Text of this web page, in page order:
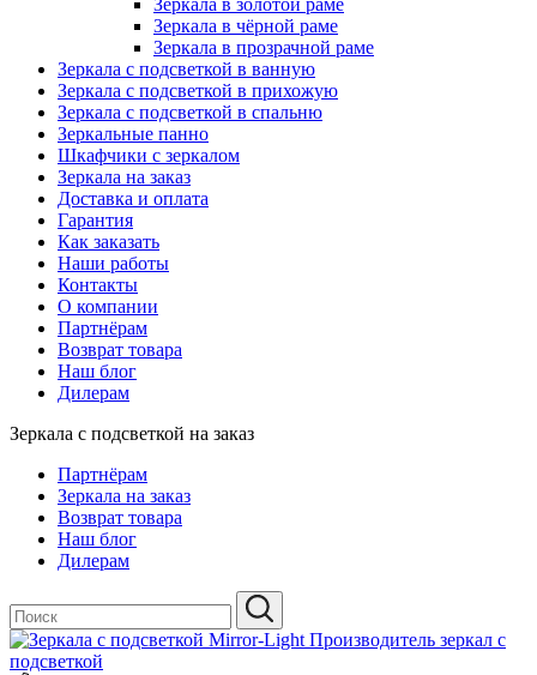
Зеркала в золотой раме
Зеркала в чёрной раме
Зеркала в прозрачной раме
Зеркала с подсветкой в ванную
Зеркала с подсветкой в прихожую
Зеркала с подсветкой в спальню
Зеркальные панно
Шкафчики с зеркалом
Зеркала на заказ
Доставка и оплата
Гарантия
Как заказать
Наши работы
Контакты
О компании
Партнёрам
Возврат товара
Наш блог
Дилерам
Зеркала с подсветкой на заказ
Партнёрам
Зеркала на заказ
Возврат товара
Наш блог
Дилерам
Производитель зеркал с
подсветкой